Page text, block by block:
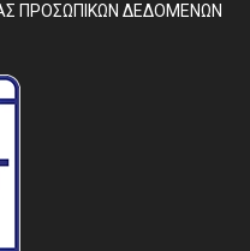
ΠΡΟΣΩΠΙΚΩΝ ΔΕΔΟΜΕΝΩΝ